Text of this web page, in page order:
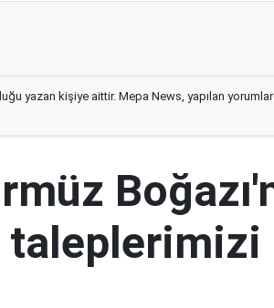
yazan kişiye aittir. Mepa News, yapılan